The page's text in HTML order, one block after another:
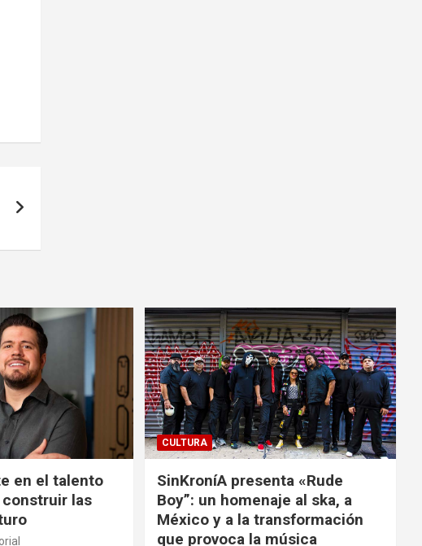
en el talento
las
CULTURA
SinKroníA presenta «Rude
Boy”: un homenaje al ska, a
México y a la transformación
que provoca la música